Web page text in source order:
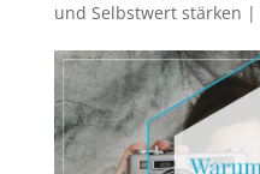
und Selbstwert stärken |